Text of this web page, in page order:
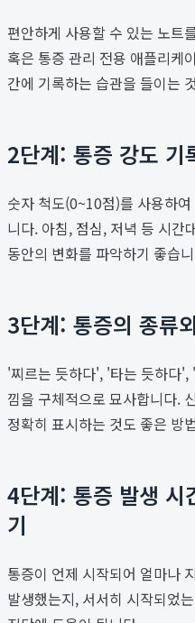
편안하게 사용할 수 있는 노트
혹은 통증 관리 전용 애플리케
간에 기록하는 습관을 들이는
2단계: 통증 강도 기
숫자 척도(0~10점)를 사용하
니다. 아침, 점심, 저녁 등 시간
동안의 변화를 파악하기 좋습
3단계: 통증의 종류
'찌르는 듯하다', '타는 듯하다
낌을 구체적으로 묘사합니다.
정확히 표시하는 것도 좋은 방
4단계: 통증 발생 시
기
통증이 언제 시작되어 얼마나
발생했는지, 서서히 시작되었